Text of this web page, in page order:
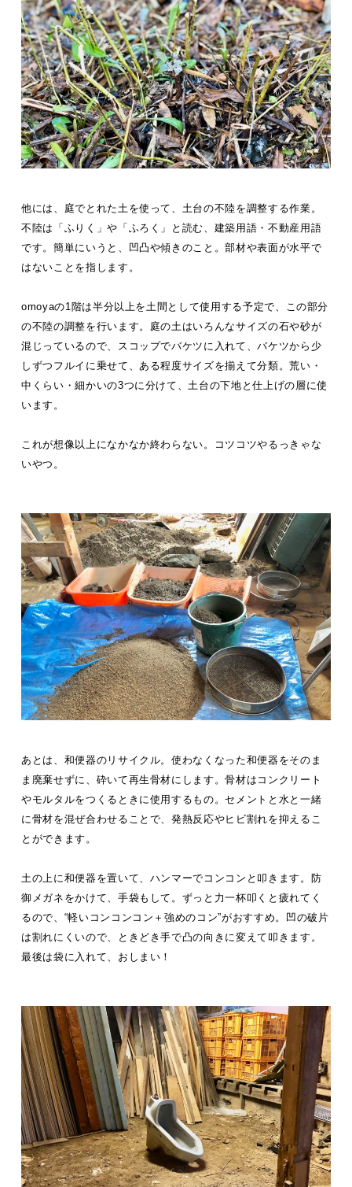
他には、庭でとれた土を使って、土台の不陸を調整する作業。
不陸は「ふりく」や「ふろく」と読む、建築用語・不動産用語
です。簡単にいうと、凹凸や傾きのこと。部材や表面が水平で
はないことを指します。
omoyaの1階は半分以上を土間として使用する予定で、この部分
の不陸の調整を行います。庭の土はいろんなサイズの石や砂が
混じっているので、スコップでバケツに入れて、バケツから少
しずつフルイに乗せて、ある程度サイズを揃えて分類。荒い・
中くらい・細かいの3つに分けて、土台の下地と仕上げの層に使
います。
これが想像以上になかなか終わらない。コツコツやるっきゃな
いやつ。
あとは、和便器のリサイクル。使わなくなった和便器をそのま
ま廃棄せずに、砕いて再生骨材にします。骨材はコンクリート
やモルタルをつくるときに使用するもの。セメントと水と一緒
に骨材を混ぜ合わせることで、発熱反応やヒビ割れを抑えるこ
とができます。
土の上に和便器を置いて、ハンマーでコンコンと叩きます。防
御メガネをかけて、手袋もして。ずっと力一杯叩くと疲れてく
るので、“軽いコンコンコン＋強めのコン”がおすすめ。凹の破片
は割れにくいので、ときどき手で凸の向きに変えて叩きます。
最後は袋に入れて、おしまい！